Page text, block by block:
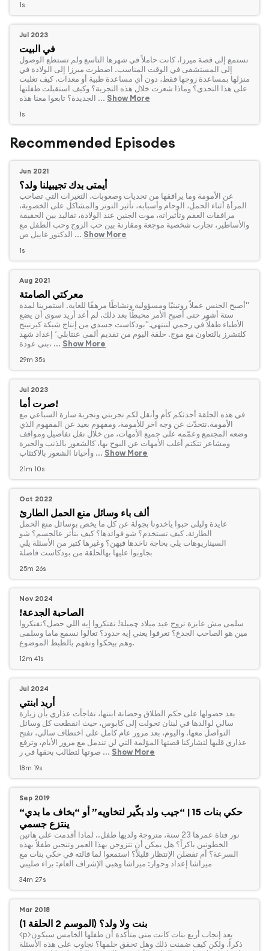
1s
Jul 2023
في البيت
‏نستمع إلى قصة ميرزا، كانت حاملاً في شهرها التاسع ولم تستطع الوصول
إلى المستشفى في الوقت المناسب. اضطرت ميرزا إلى الولادة في
منزلها بمساعدة زوجها فقط، دون أي مساعدة طبية أو معدات. كيف تغلبت
على هذا التحدي؟ وماذا شعرت خلال هذه التجربة؟ وكيف استقبلت طفلتها
الجديدة؟ تابعوا معنا هذه ... Show More
1s
Recommended Episodes
Jun 2021
أيمتى بدك تجيبيلنا ولد؟
‏عن الأمومة وما يرافقها من تحديات وصعوبات، التغيرات التي تصاحب
المرأة أثناء الحمل، الوحام وأسبابه، تأثير التوتر والمشاكل على الخصوبة،
مرافقات العقم وتأثيراته، موت الجنين عند الولادة، تقاليد بين الحقيقة
والأساطير، تجارب شخصية موجعة ومقارنة بين حب الزوج وحب الطفل مع
الدكتور غاييل ص ... Show More
1s
Aug 2021
معركتي الصامتة
‏"أصبح الجنس عملاً روتينيًا ومسؤولية ونشاطًا مرهقًا للغاية. استمرينا لمدة
ستة أشهر حتى أصبح الأمر محبطًا بعد ذلك. لم أعد أريد سوى أن يضع
الأطباء طفلاً في رحمي لننتهي."بودكاست جسدي من إنتاج شبكة كيرنينج
كلتشرز بالتعاون مع موج. حلقة اليوم من تقديم ألمى عنتابلي٬ إعداد شهد
بني عودة، ... Show More
29m 35s
Jul 2023
صرت أما!
‏في هذه الحلقة أحدثكم كأم وأنقل لكم تجربتي وتجربة سارة السباعي مع
الأمومة.نتحدّث عن وجه آخر للأمومة، ومفهوم بعيد عن المفهوم الذي
وضعه المجتمع وعمّمه على جميع الأمهات، من خلال نقل تفاصيل ومواقف
ومشاعر تتكتم أغلب الأمهات عن البوح بها، كالشعور بالذنب والحيرة
وأحيانا الشعور بالاكتئاب ... Show More
21m 10s
Oct 2022
ألف باء وسائل منع الحمل الطارئ
‏عايدة وليلى حبوا ياخدونا بجولة عن كل ما يخص بوسائل منع الحمل
الطارئة. كيف تستخدم؟ شو فوائدها؟ كيف بتأثر عالجسم؟ شو
السيناريوهات يلي بحاجة ناخدها فيهن؟ وغيرها كتير من الأسئلة يلي
بجاوبوا عليها بهالحلقة من بودكاست فاصلة
25m 26s
Nov 2024
!الصاحبة الجدعة
‏سلمى مش عايزة تروح عيد ميلاد چميلة! تفتكروا إيه اللي حصل؟تفتكروا
مين هو الصاحب الجدع؟ تعرفوا يعني إيه حدود؟ تعالوا نسمع ماما وسلمى
وهم بيحكوا ونفهم بالظبط الموضوع.
12m 41s
Jul 2024
أريد ابنتي
‏بعد حصولها على حكم الطلاق وحضانة ابنتها، تفاجأت عذاري بأن زيارة
سالي لوالدها في لبنان تحولت إلى كابوس، حيث انقطعت كل وسائل
التواصل معها. واليوم، بعد مرور عام كامل على اختطاف سالي، تفتح
عذاري قلبها لتشاركنا قصتها المؤلمة التي لن تندمل مع مرور الأيام، وترفع
صوتها لتطالب بحقها في ر ... Show More
18m 19s
Sep 2019
“حكي بنات 15 | “جيب ولد بكّير لتخاويه” أو “بخاف ما بدي
ينتزع جسمي
‏نور فتاة عمرها 23 سنة، متزوجة ولديها طفل.. لماذا أقدمت على هاتين
الخطوتين باكراً؟ هل يمكن أن تتزوجن بهذا العمر وتنجبن طفلاً بهذه
السرعة؟ أم تفضلن الإنتظار قليلاً؟ استمعوا لما قالته في حكي بنات مع
ميراشا إعداد وحوار: ميراشا وهبي الإشراف العام: براء صليبي
34m 27s
Mar 2018
بنت ولا ولد؟ (الموسم 2 الحلقة 1)
ذكراً. ولكن كيف ضمنت ذلك وهل تحقق حلمها؟ نجاوب على هذه الأسئلة